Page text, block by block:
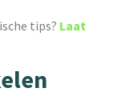
tips? Laat